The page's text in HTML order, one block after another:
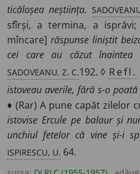
ticăloșea neștiința.
sfîrși, a termina, a isprăvi;
mîncare] răspunse liniștit
cei care au căzut înaintea
SADOVEANU, Z. C.192. ◊ Refl.
istoveau averile, fără s-o poată
♦ (Rar) A pune capăt zilelor
istovise Ercule pe balaur și
unchiul fetelor că vine și-i
ISPIRESCU, U. 64.